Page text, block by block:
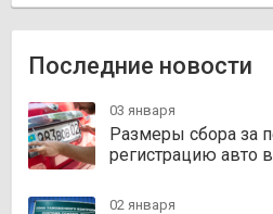
Последние новости
03 января
Размеры сбора за
регистрацию авто
02 января